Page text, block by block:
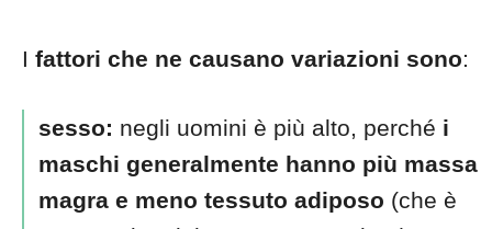
I fattori che ne causano variazioni sono:
sesso: negli uomini è più alto, perché i
maschi generalmente hanno più massa
magra e meno tessuto adiposo (che è